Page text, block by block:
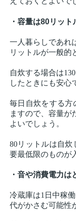
・容量は80リッ
一人暮らしであれ
リットルが一般的
自炊する場合は
したときにも安心
毎日自炊をする方
ますので、容量が
よいでしょう。
80リットルは自
要最低限のものが
・音や消費電力は
冷蔵庫は1日中稼
代がかさむ可能性